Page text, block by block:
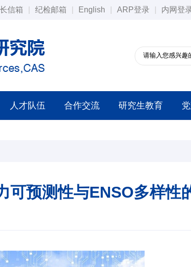
信箱 纪检邮箱 English ARP登录 内网登
人才队伍 合作交流 研究生教育
可预测性与ENSO多样性